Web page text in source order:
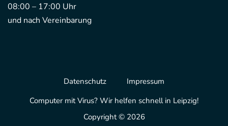
08:00 – 17:00 Uhr
und nach Vereinbarung
Copyright © 2026
Datenschutz
Impressum
Computer mit Virus? Wir helfen schnell in Leipzig!